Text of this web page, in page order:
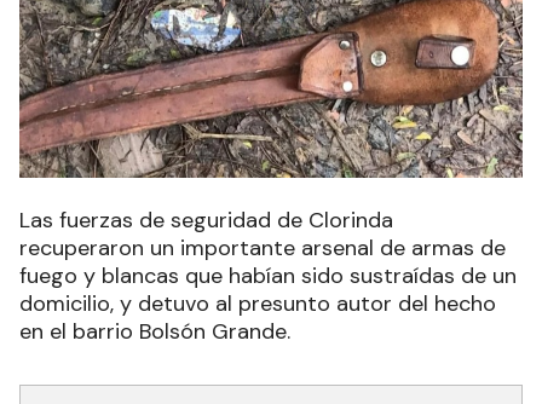
Las fuerzas de seguridad de Clorinda
recuperaron un importante arsenal de armas de
fuego y blancas que habían sido sustraídas de un
domicilio, y detuvo al presunto autor del hecho
en el barrio Bolsón Grande.